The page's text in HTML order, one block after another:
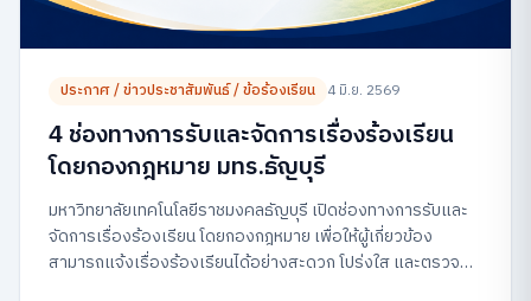
ประกาศ / ข่าวประชาสัมพันธ์ / ข้อร้องเรียน 4 มิ.ย. 2569
4 ช่องทางการรับและจัดการเรื่องร้องเรียน
โดยกองกฎหมาย มทร.ธัญบุรี
มหาวิทยาลัยเทคโนโลยีราชมงคลธัญบุรี เปิดช่องทางการรับและ
จัดการเรื่องร้องเรียน โดยกองกฎหมาย เพื่อให้ผู้เกี่ยวข้อง
สามารถแจ้งเรื่องร้องเรียนได้อย่างสะดวก โปร่งใส และตรวจ